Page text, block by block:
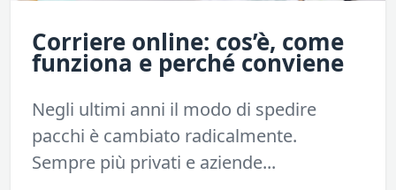
Corriere online: cos’è, come
funziona e perché conviene
Negli ultimi anni il modo di spedire
pacchi è cambiato radicalmente.
Sempre più privati e aziende...